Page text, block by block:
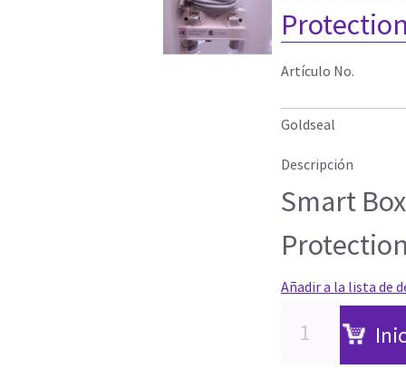
Artículo No.
Goldseal
Descripción
Smart
Añadir a la lista de